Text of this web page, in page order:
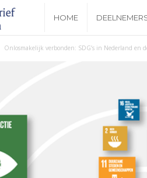
HOME
Onlosmakelijk verbonden: SDG’s in Nederland en